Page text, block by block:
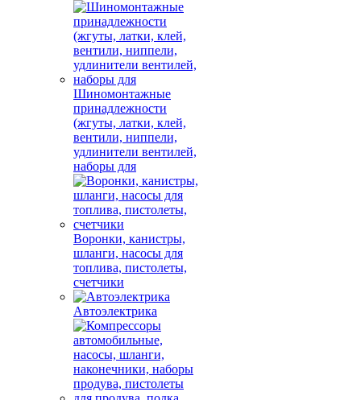
Шиномонтажные
принадлежности
(жгуты, латки, клей,
вентили, ниппели,
удлинители вентилей,
наборы для
Воронки, канистры,
шланги, насосы для
топлива, пистолеты,
счетчики
Автоэлектрика